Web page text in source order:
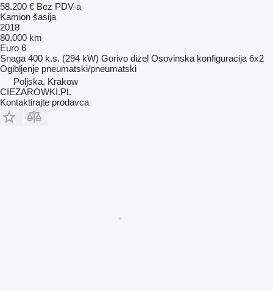
58.200 € Bez PDV-a
Kamion šasija
2018
80.000 km
Euro 6
Snaga 400 k.s. (294 kW) Gorivo dizel Osovinska konfiguracija 6x2
Ogibljenje pneumatski/pneumatski
Poljska, Krakow
CIEZAROWKI.PL
Kontaktirajte prodavca